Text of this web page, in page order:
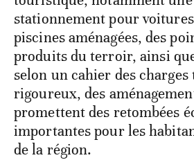
stationnement pour
piscines aménagées, des
produits du terroir, ainsi
selon un cahier des
rigoureux, des
promettent des retombées
importantes pour les
de la région.